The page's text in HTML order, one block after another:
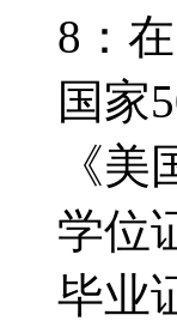
8：
国家
《
学位
毕业